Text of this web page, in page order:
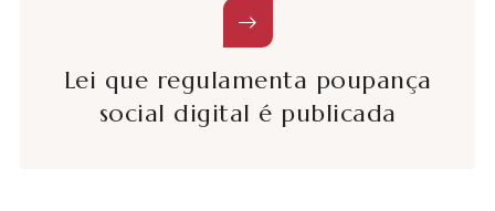
Lei que regulamenta poupança
social digital é publicada